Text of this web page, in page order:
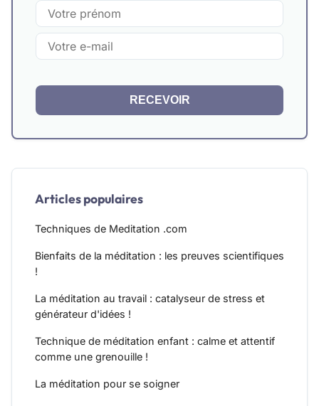
RECEVOIR
Articles populaires
Techniques de Meditation .com
Bienfaits de la méditation : les preuves scientifiques
!
La méditation au travail : catalyseur de stress et
générateur d'idées !
Technique de méditation enfant : calme et attentif
comme une grenouille !
La méditation pour se soigner